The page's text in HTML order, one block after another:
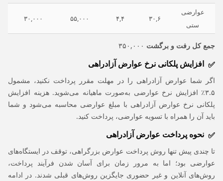
عوارضی
ستی
۳۰,۶ ۴,۴ ۵۵,۰۰۰ ۳۰,۰۰۰
جمع کل رفت و برگشت ۳۵۰,۰۰۰
افزایش پلکانی نرخ عوارض آزادراهی
اگر شما عوارض آزادراهی را در مهلت مقرر پرداخت نکنید، مشمول
۳.۵٪ افزایش نرخ عوارضی به‌صورت ماهیانه می‌شوید. هزینه افزایش
پلکانی نرخ عوارض آزادراهی با مبلغ عوارضی محاسبه می‌شود و شما
باید آن را همراه با تسویه عوارضی، پرداخت کنید.
نحوه پرداخت عوارض آزادراهی
تا چندی پیش تنها روش پرداخت عوارض بزرگراهی، توقف در ایستگاه‌های
عوارضی بود؛ اما به مرور زمان برای آسان شدن فرآیند پرداخت،
روش‌های آنلاین و غیر حضوری جایگزین روش‌های قبلی شدند. در ادامه